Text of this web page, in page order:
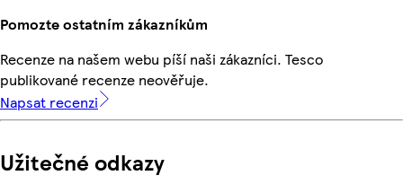
Pomozte ostatním zákazníkům
Recenze na našem webu píší naši zákazníci. Tesco
publikované recenze neověřuje.
Napsat recenzi
Užitečné odkazy